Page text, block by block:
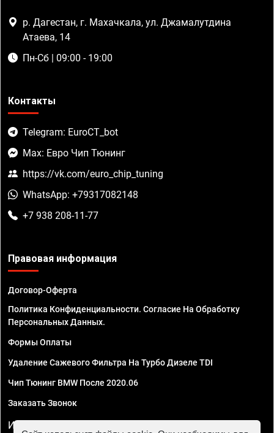
р. Дагестан, г. Махачкала, ул. Джамалутдина
Атаева, 14
Пн-Сб | 09:00 - 19:00
Контакты
Telegram: EuroCT_bot
Max: Евро Чип Тюнинг
https://vk.com/euro_chip_tuning
WhatsApp: +79317082148
+7 938 208-11-77
Правовая информация
Договор-Оферта
Политика Конфиденциальности. Согласие На Обработку
Персональных Данных.
Формы Оплаты
Удаление Сажевого Фильтра На Турбо Дизеле TDI
Чип Тюнинг BMW После 2020.06
Заказать Звонок
ИП Смирнов Георгий Павлович. ИНН 781302555843,